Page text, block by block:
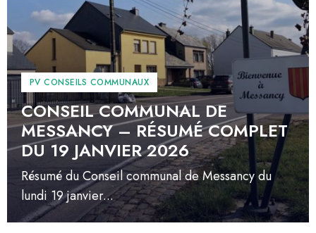
PV CONSEILS COMMUNAUX
CONSEIL COMMUNAL DE
MESSANCY – RÉSUMÉ COMPLET
DU 19 JANVIER 2026
Résumé du Conseil communal de Messancy du
lundi 19 janvier...